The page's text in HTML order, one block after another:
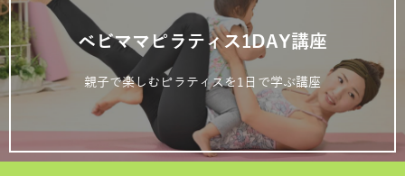
ベビママピラティス1DAY講座
親子で楽しむピラティスを1日で学ぶ講座